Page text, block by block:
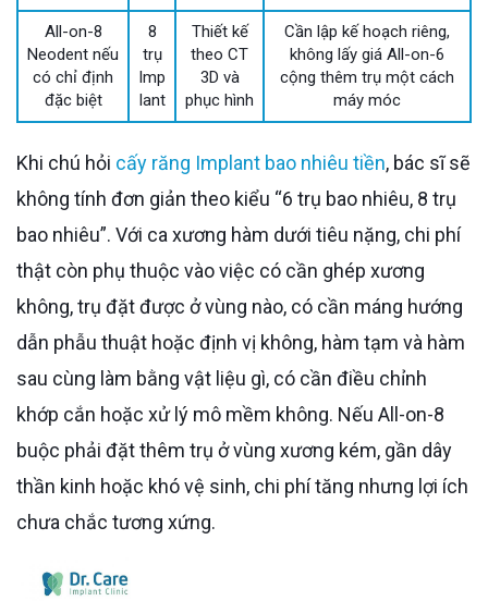
All-on-8
Neodent nếu
có chỉ định
đặc biệt
8
trụ
Imp
lant
Thiết kế
theo CT
3D và
phục hình
Cần lập kế hoạch riêng,
không lấy giá All-on-6
cộng thêm trụ một cách
máy móc
Khi chú hỏi cấy răng Implant bao nhiêu tiền, bác sĩ sẽ
không tính đơn giản theo kiểu “6 trụ bao nhiêu, 8 trụ
bao nhiêu”. Với ca xương hàm dưới tiêu nặng, chi phí
thật còn phụ thuộc vào việc có cần ghép xương
không, trụ đặt được ở vùng nào, có cần máng hướng
dẫn phẫu thuật hoặc định vị không, hàm tạm và hàm
sau cùng làm bằng vật liệu gì, có cần điều chỉnh
khớp cắn hoặc xử lý mô mềm không. Nếu All-on-8
buộc phải đặt thêm trụ ở vùng xương kém, gần dây
thần kinh hoặc khó vệ sinh, chi phí tăng nhưng lợi ích
chưa chắc tương xứng.